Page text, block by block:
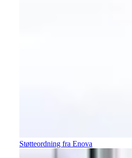
Støtteordning fra Enova